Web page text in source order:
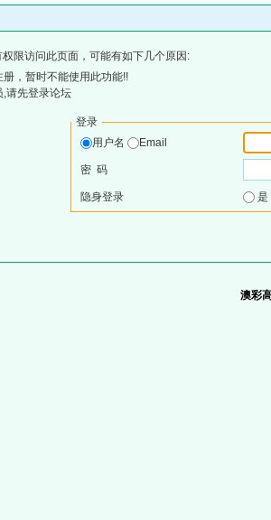
限访问此页面，可能有如下几个原因:
，暂时不能使用此功能!!
,请先登录论坛
登录
用户名
Email
密 码
隐身登录
澳彩